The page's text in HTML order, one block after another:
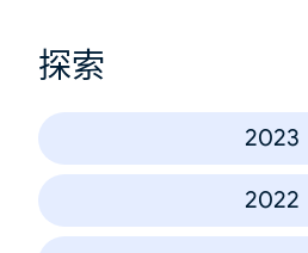
探索
2023
2022